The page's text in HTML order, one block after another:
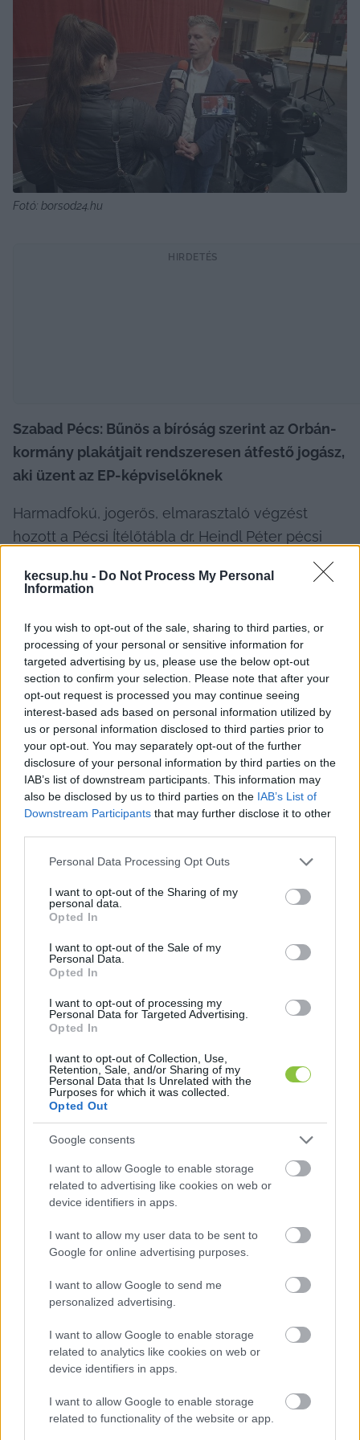
kecsup.hu - Do Not Process My Personal
Information
If you wish to opt-out of the sale, sharing to third parties, or
processing of your personal or sensitive information for
targeted advertising by us, please use the below opt-out
section to confirm your selection. Please note that after your
opt-out request is processed you may continue seeing
interest-based ads based on personal information utilized by
us or personal information disclosed to third parties prior to
your opt-out. You may separately opt-out of the further
disclosure of your personal information by third parties on the
IAB’s list of downstream participants. This information may
also be disclosed by us to third parties on the IAB’s List of
Downstream Participants that may further disclose it to other
Please note that this website/app uses one or more Google
not limited to your visit or usage behaviour. You may click to
grant or deny consent to Google and its third-party tags to
use your data for below specified purposes in below Google
consent section.
Personal Data Processing Opt Outs
I want to opt-out of the Sharing of my
personal data.
Opted In
I want to opt-out of the Sale of my
Personal Data.
Opted In
I want to opt-out of processing my
Personal Data for Targeted Advertising.
Opted In
I want to opt-out of Collection, Use,
Retention, Sale, and/or Sharing of my
Personal Data that Is Unrelated with the
Purposes for which it was collected.
Opted Out
Google consents
I want to allow Google to enable storage
related to advertising like cookies on web or
device identifiers in apps.
I want to allow my user data to be sent to
Google for online advertising purposes.
I want to allow Google to send me
personalized advertising.
I want to allow Google to enable storage
related to analytics like cookies on web or
device identifiers in apps.
I want to allow Google to enable storage
related to functionality of the website or app.
Fotó: borsod24.hu
HIRDETÉS
Szabad Pécs: Bűnös a bíróság szerint az Orbán-
kormány plakátjait rendszeresen átfestő jogász,
aki üzent az EP-képviselőknek
Harmadfokú, jogerős, elmarasztaló végzést
hozott a Pécsi Ítélőtábla dr. Heindl Péter pécsi
fontos háttérinformációt is adva a Szabad Pécs. A
polgárjogi aktivista bűnösségét, de a másodfokú
bírósághoz hasonlóan “csupán” megrovásban
részesítette a 64 éves férfit. Aki egy órával az
ítéletet követően újabb kormányplakátot
dekorált ki, majd üzent a magyar EP-
képviselőknek.
Szegeder: Utoljára volt Mórahalmon kutyavásár
December 15-től a szaporítók tevékenységének
kutyák, a macskák és a vadon befogott madarak
értékesítését az állatvásárokon. A
Szegeder
Mórahalmon járt, és több árussal is beszélt arról,
szerint a csempészettel is érdemes lenne
törvényileg foglalkozni, mert a szaporítók
számára a külföldre juttatott állatok jelentik
bevételük legnagyobb hányadát.
Fotó: szegeder.hu